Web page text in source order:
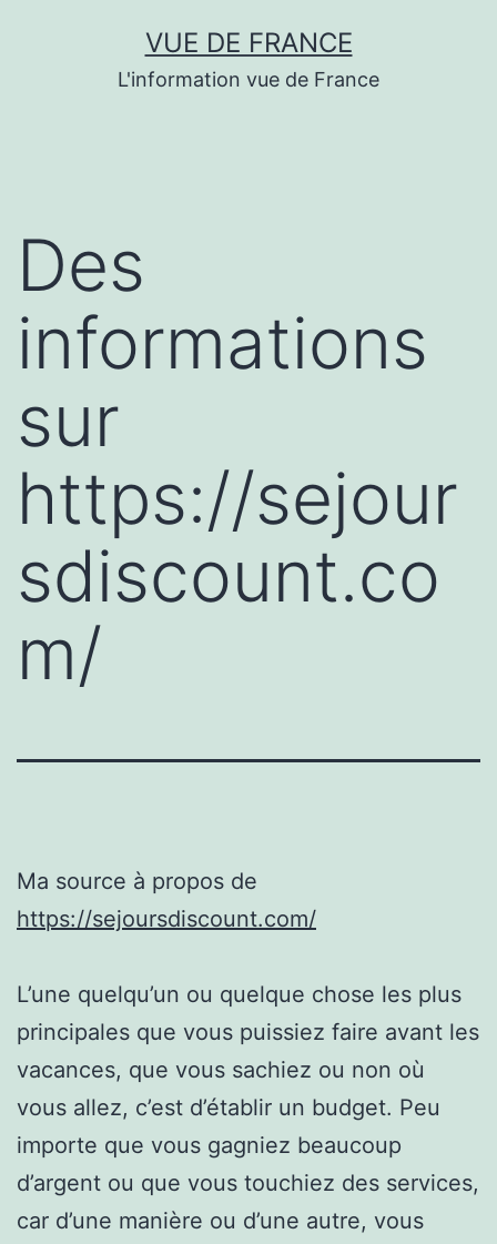
VUE DE FRANCE
L'information vue de France
Des
informations
sur
https://sejour
sdiscount.co
m/
Ma source à propos de
https://sejoursdiscount.com/
L’une quelqu’un ou quelque chose les plus
principales que vous puissiez faire avant les
vacances, que vous sachiez ou non où
vous allez, c’est d’établir un budget. Peu
importe que vous gagniez beaucoup
d’argent ou que vous touchiez des services,
car d’une manière ou d’une autre, vous